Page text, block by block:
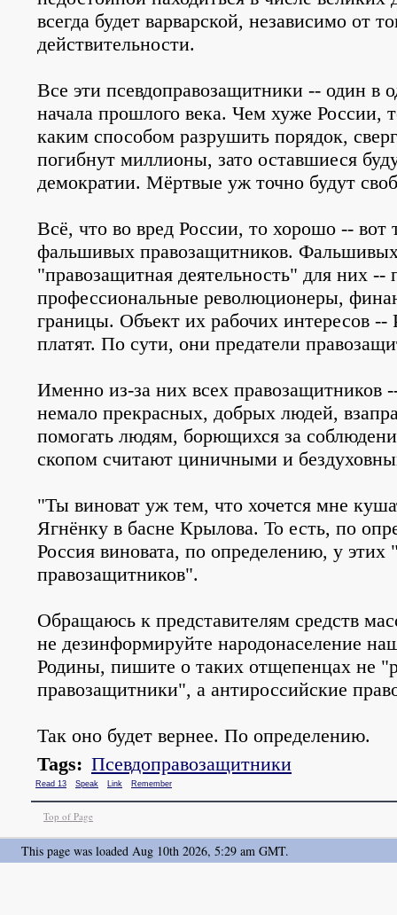
всегда будет варварской, независимо от
действительности.
Все эти псевдоправозащитники -- один в
начала прошлого века. Чем хуже России,
каким способом разрушить порядок,
погибнут миллионы, зато оставшиеся
демократии. Мёртвые уж точно будут
Всё, что во вред России, то хорошо -- вот
фальшивых правозащитников.
"правозащитная деятельность" для них
профессиональные революционеры,
границы. Объект их рабочих интересов --
платят. По сути, они предатели
Именно из-за них всех правозащитников
немало прекрасных, добрых людей,
помогать людям, борющихся за
скопом считают циничными и
"Ты виноват уж тем, что хочется мне
Ягнёнку в басне Крылова. То есть, по
Россия виновата, по определению, у этих
правозащитников".
Обращаюсь к представителям средств
не дезинформируйте народонаселение
Родины, пишите о таких отщепенцах не
правозащитники", а антироссийские
Так оно будет вернее. По определению.
Tags: Псевдоправозащитники
Read 13 Speak Link Remember
Top of Page
This page was loaded Aug 10th 2026, 5:29 am GMT.